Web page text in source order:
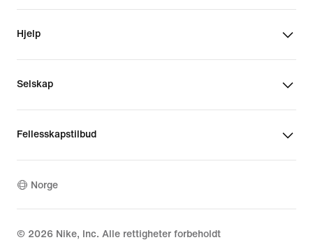
Hjelp
Selskap
Fellesskapstilbud
Norge
© 2026 Nike, Inc. Alle rettigheter forbeholdt